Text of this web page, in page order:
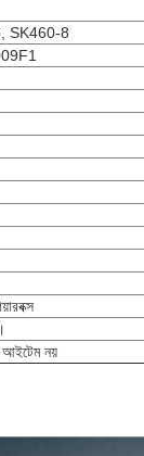
SK460-8
আইটেম নয়